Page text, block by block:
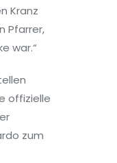
Kranz
Pfarrer,
war.“
offizielle
zum